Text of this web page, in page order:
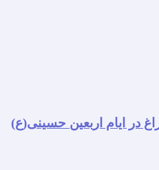
در ایام اربعین حسینی(ع)